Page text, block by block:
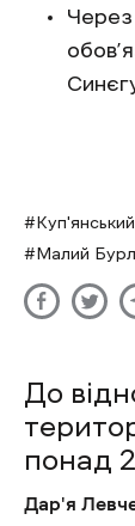
Через
Малий
До
понад
Дар'я